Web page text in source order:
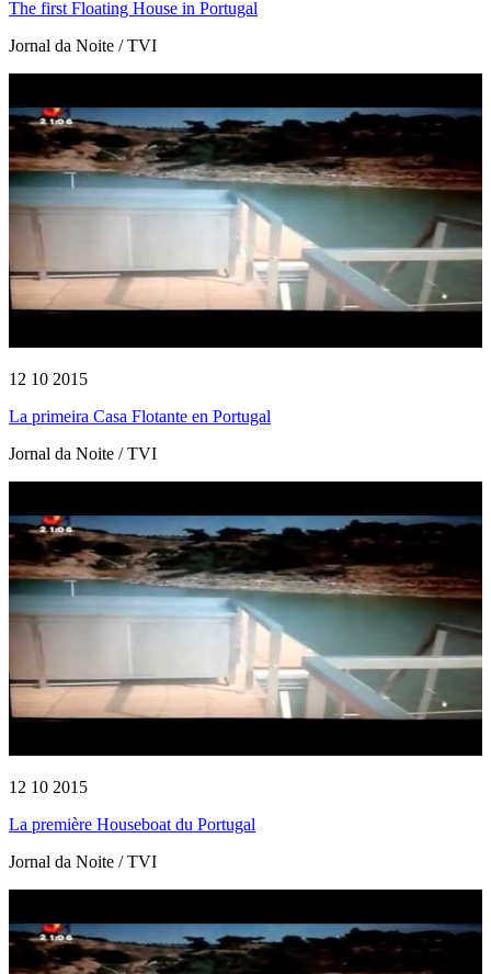
The first Floating House in Portugal
Jornal da Noite / TVI
12 10 2015
La primeira Casa Flotante en Portugal
Jornal da Noite / TVI
12 10 2015
La première Houseboat du Portugal
Jornal da Noite / TVI